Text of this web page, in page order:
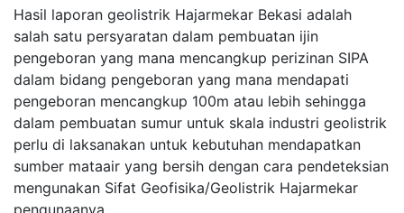
Hasil laporan geolistrik Hajarmekar Bekasi adalah
salah satu persyaratan dalam pembuatan ijin
pengeboran yang mana mencangkup perizinan SIPA
dalam bidang pengeboran yang mana mendapati
pengeboran mencangkup 100m atau lebih sehingga
dalam pembuatan sumur untuk skala industri geolistrik
perlu di laksanakan untuk kebutuhan mendapatkan
sumber mataair yang bersih dengan cara pendeteksian
mengunakan Sifat Geofisika/Geolistrik Hajarmekar
pengunaanya